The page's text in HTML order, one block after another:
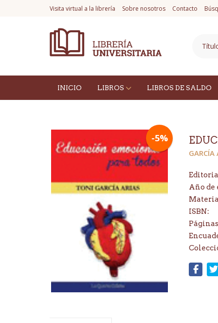
Visita virtual a la librería Sobre nosotros Contacto
INICIO LIBROS LIBROS DE SALDO
-5%
GARCÍA
Año de
Materia
ISBN: